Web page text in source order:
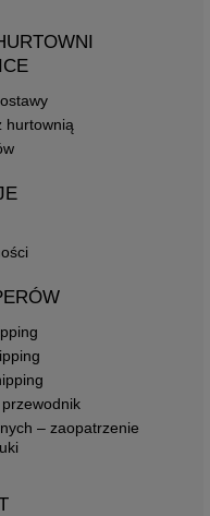
hurtownią
– zaopatrzenie